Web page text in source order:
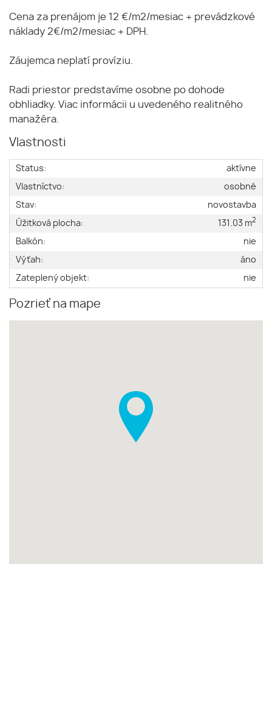
Cena za prenájom je 12 €/m2/mesiac + prevádzkové
náklady 2€/m2/mesiac + DPH.
Záujemca neplatí províziu.
Radi priestor predstavíme osobne po dohode
obhliadky. Viac informácii u uvedeného realitného
manažéra.
Vlastnosti
Status:
aktívne
Vlastníctvo:
osobné
Stav:
novostavba
Úžitková plocha:
131.03 m2
Balkón:
nie
Výťah:
áno
Zateplený objekt:
nie
Pozrieť na mape